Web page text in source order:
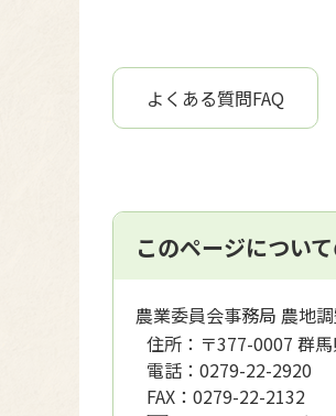
よくある質問FAQ
このページについ
農業委員会事務局 農地
住所： 〒377-0007 群
電話： 0279-22-2920
FAX： 0279-22-2132